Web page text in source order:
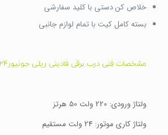
خلاص کن دستی با کلید سفارشی
بسته کامل کیت با تمام لوازم جانبی
مشخصات فنی درب برقی فادینی ریلی جونیور624 -FADINI Junior 624
ولتاژ ورودی: 220 ولت 50 هرتز
ولتاژ کاری موتور: 24 ولت مستقیم